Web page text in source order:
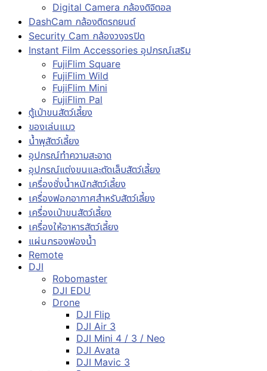
Digital Camera กล้องดิจิตอล
DashCam กล้องติดรถยนต์
Security Cam กล้องวงจรปิด
Instant Film Accessories อุปกรณ์เสริม
FujiFlim Square
FujiFlim Wild
FujiFlim Mini
FujiFlim Pal
ตู้เป่าขนสัตว์เลี้ยง
ของเล่นแมว
น้ำพุสัตว์เลี้ยง
อุปกรณ์ทำความสะอาด
อุปกรณ์แต่งขนและตัดเล็บสัตว์เลี้ยง
เครื่องชั่งน้ำหนักสัตว์เลี้ยง
เครื่องฟอกอากาศสำหรับสัตว์เลี้ยง
เครื่องเป่าขนสัตว์เลี้ยง
เครื่องให้อาหารสัตว์เลี้ยง
แผ่นกรองฟองน้ำ
Remote
DJI
Robomaster
DJI EDU
Drone
DJI Flip
DJI Air 3
DJI Mini 4 / 3 / Neo
DJI Avata
DJI Mavic 3